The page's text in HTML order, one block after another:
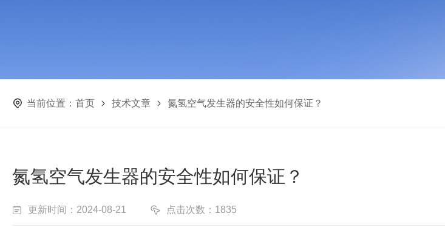
当前位置： 首页 技术文章 氮氢空气发生器的安全性如何保证？
氮氢空气发生器的安全性如何保证？
更新时间：2024-08-21 点击次数：1835